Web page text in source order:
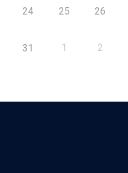
24 25 26
31 1 2